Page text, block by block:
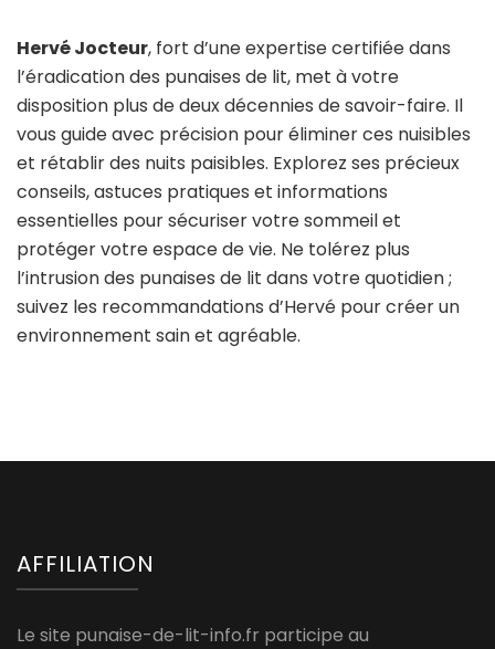
Hervé Jocteur, fort d’une expertise certifiée dans
l’éradication des punaises de lit, met à votre
disposition plus de deux décennies de savoir-faire. Il
vous guide avec précision pour éliminer ces nuisibles
et rétablir des nuits paisibles. Explorez ses précieux
conseils, astuces pratiques et informations
essentielles pour sécuriser votre sommeil et
protéger votre espace de vie. Ne tolérez plus
l’intrusion des punaises de lit dans votre quotidien ;
suivez les recommandations d’Hervé pour créer un
environnement sain et agréable.
AFFILIATION
Le site punaise-de-lit-info.fr participe au